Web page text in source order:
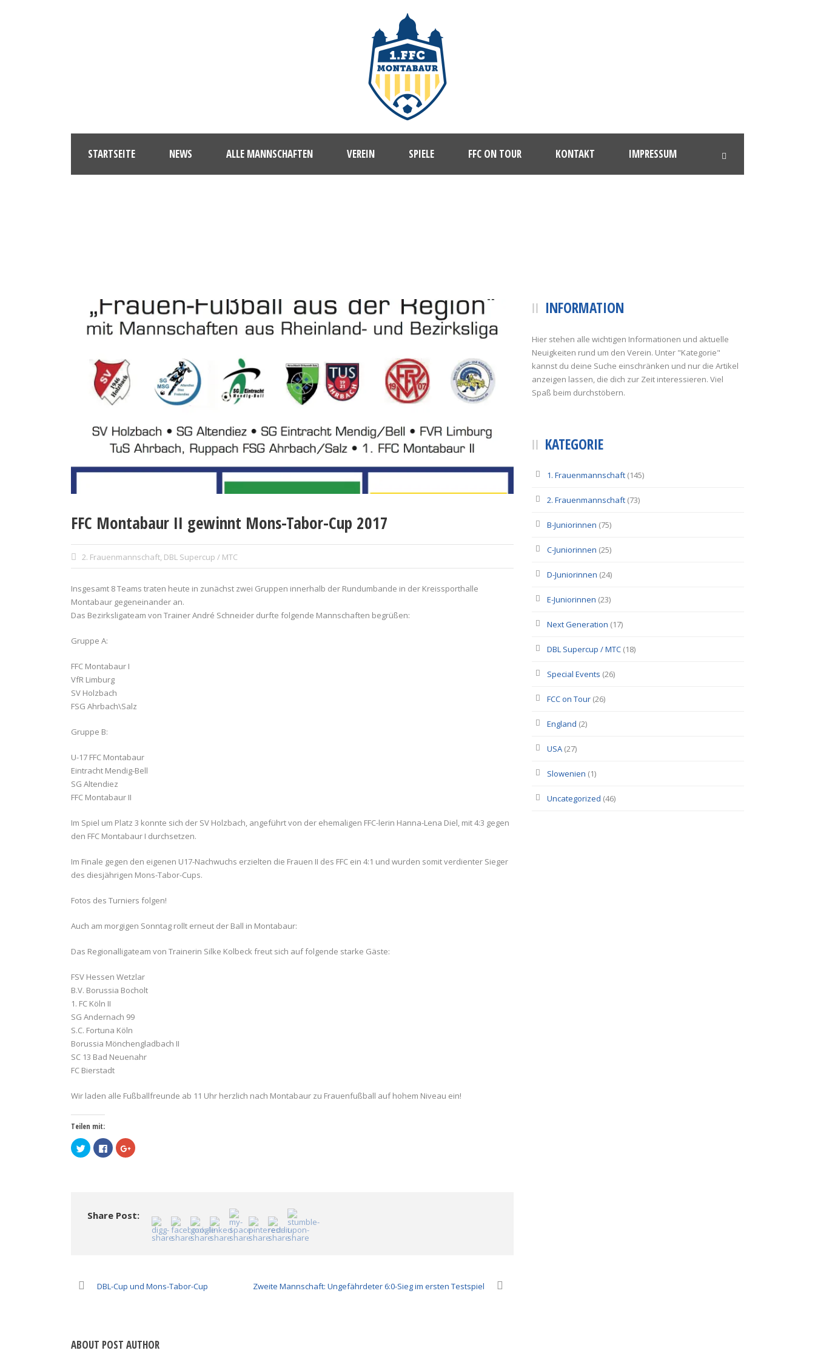
STARTSEITE NEWS ALLE MANNSCHAFTEN VEREIN SPIELE FFC ON TOUR KONTAKT IMPRESSUM
FFC Montabaur II gewinnt Mons-Tabor-Cup 2017
2. Frauenmannschaft, DBL Supercup / MTC
Insgesamt 8 Teams traten heute in zunächst zwei Gruppen innerhalb der Rundumbande in der Kreissporthalle
Montabaur gegeneinander an.
Das Bezirksligateam von Trainer André Schneider durfte folgende Mannschaften begrüßen:
Gruppe A:
FFC Montabaur I
VfR Limburg
SV Holzbach
FSG Ahrbach\Salz
Gruppe B:
U-17 FFC Montabaur
Eintracht Mendig-Bell
SG Altendiez
FFC Montabaur II
Im Spiel um Platz 3 konnte sich der SV Holzbach, angeführt von der ehemaligen FFC-lerin Hanna-Lena Diel, mit 4:3 gegen
den FFC Montabaur I durchsetzen.
Im Finale gegen den eigenen U17-Nachwuchs erzielten die Frauen II des FFC ein 4:1 und wurden somit verdienter Sieger
des diesjährigen Mons-Tabor-Cups.
Fotos des Turniers folgen!
Auch am morgigen Sonntag rollt erneut der Ball in Montabaur:
Das Regionalligateam von Trainerin Silke Kolbeck freut sich auf folgende starke Gäste:
FSV Hessen Wetzlar
B.V. Borussia Bocholt
1. FC Köln II
SG Andernach 99
S.C. Fortuna Köln
Borussia Mönchengladbach II
SC 13 Bad Neuenahr
FC Bierstadt
Wir laden alle Fußballfreunde ab 11 Uhr herzlich nach Montabaur zu Frauenfußball auf hohem Niveau ein!
Teilen mit:
Klick,
um
über
Fenster
geöffnet)
Klick,
um
Fenster
geöffnet)
Zum
Teilen
geöffnet)
Share Post:
DBL-Cup und Mons-Tabor-Cup Zweite Mannschaft: Ungefährdeter 6:0-Sieg im ersten Testspiel
ABOUT POST AUTHOR
INFORMATION
Hier stehen alle wichtigen Informationen und aktuelle
Neuigkeiten rund um den Verein. Unter "Kategorie"
kannst du deine Suche einschränken und nur die Artikel
anzeigen lassen, die dich zur Zeit interessieren. Viel
Spaß beim durchstöbern.
KATEGORIE
1. Frauenmannschaft (145)
2. Frauenmannschaft (73)
B-Juniorinnen (75)
C-Juniorinnen (25)
D-Juniorinnen (24)
E-Juniorinnen (23)
Next Generation (17)
DBL Supercup / MTC (18)
Special Events (26)
FCC on Tour (26)
England (2)
USA (27)
Slowenien (1)
Uncategorized (46)